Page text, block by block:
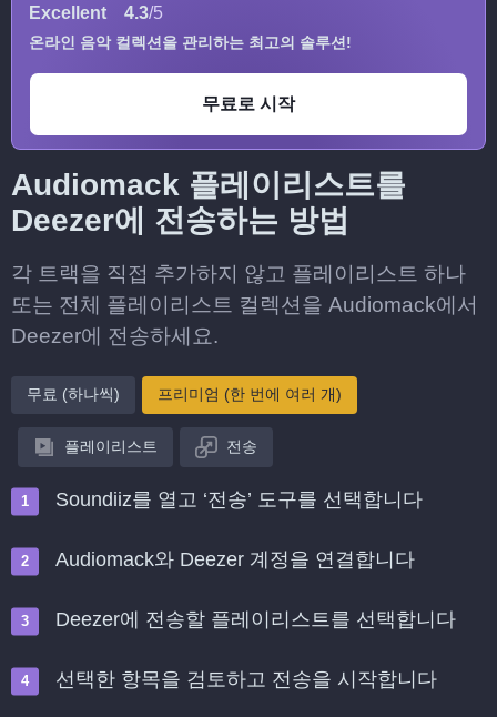
Excellent 4.3/5
온라인 음악 컬렉션을 관리하는 최고의 솔루션!
무료로 시작
Audiomack 플레이리스트를
Deezer에 전송하는 방법
각 트랙을 직접 추가하지 않고 플레이리스트 하나
또는 전체 플레이리스트 컬렉션을 Audiomack에서
Deezer에 전송하세요.
무료 (하나씩) 프리미엄 (한 번에 여러 개)
플레이리스트 전송
Soundiiz를 열고 ‘전송’ 도구를 선택합니다
Audiomack와 Deezer 계정을 연결합니다
Deezer에 전송할 플레이리스트를 선택합니다
선택한 항목을 검토하고 전송을 시작합니다